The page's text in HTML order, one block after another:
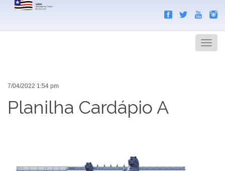
Menu
7/04/2022 1:54 pm
Planilha Cardápio A